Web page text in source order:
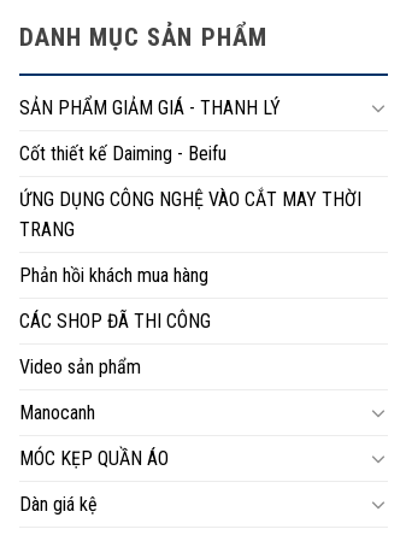
DANH MỤC SẢN PHẨM
SẢN PHẨM GIẢM GIÁ - THANH LÝ
Cốt thiết kế Daiming - Beifu
ỨNG DỤNG CÔNG NGHỆ VÀO CẮT MAY THỜI
TRANG
Phản hồi khách mua hàng
CÁC SHOP ĐÃ THI CÔNG
Video sản phẩm
Manocanh
MÓC KẸP QUẦN ÁO
Dàn giá kệ